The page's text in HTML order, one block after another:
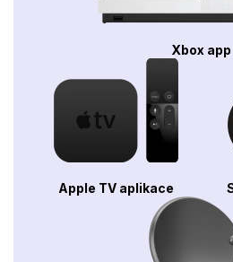
Xbox app
Apple TV aplikace